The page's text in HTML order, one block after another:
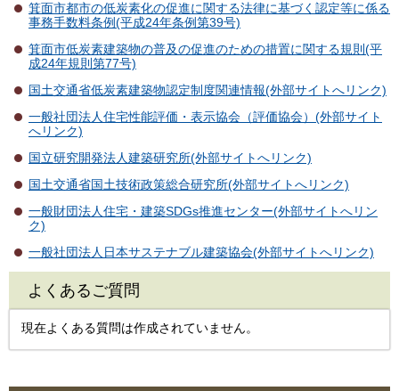
箕面市都市の低炭素化の促進に関する法律に基づく認定等に係る
事務手数料条例(平成24年条例第39号)
箕面市低炭素建築物の普及の促進のための措置に関する規則(平
成24年規則第77号)
国土交通省低炭素建築物認定制度関連情報(外部サイトへリンク)
一般社団法人住宅性能評価・表示協会（評価協会）(外部サイト
へリンク)
国立研究開発法人建築研究所(外部サイトへリンク)
国土交通省国土技術政策総合研究所(外部サイトへリンク)
一般財団法人住宅・建築SDGs推進センター(外部サイトへリン
ク)
一般社団法人日本サステナブル建築協会(外部サイトへリンク)
よくあるご質問
現在よくある質問は作成されていません。